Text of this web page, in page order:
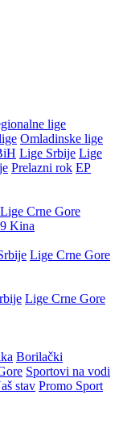
lige
Omladinske lige
Lige Srbije Lige
Prelazni rok EP
Lige Crne Gore
Kina
Lige Crne Gore
Lige Crne Gore
Borilački
Sportovi na vodi
stav Promo Sport